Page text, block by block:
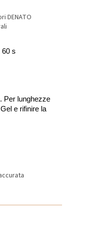
DENATO
60 s
Per lunghezze
e rifinire la